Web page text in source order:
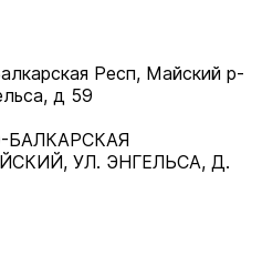
Респ, Майский р-
д 59
БАЛКАРСКАЯ
УЛ. ЭНГЕЛЬСА, Д.